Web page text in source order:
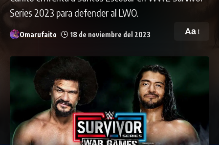
Series 2023 para defender al LWO.
Omarufaito 18 de noviembre del 2023 Aa